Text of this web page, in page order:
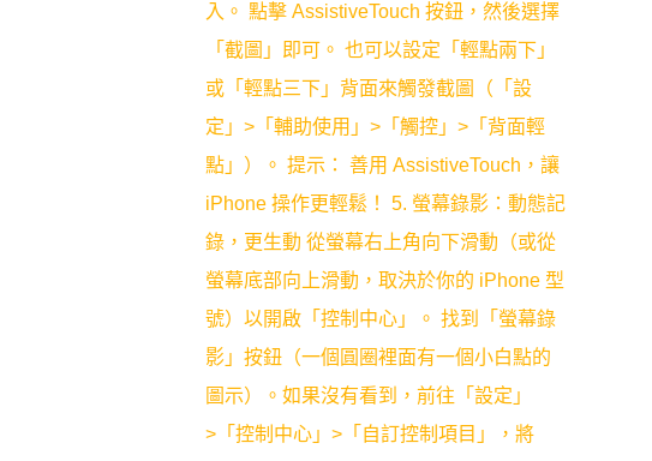
入。 點擊 AssistiveTouch 按鈕，然後選擇
「截圖」即可。 也可以設定「輕點兩下」
或「輕點三下」背面來觸發截圖（「設
定」>「輔助使用」>「觸控」>「背面輕
點」）。 提示： 善用 AssistiveTouch，讓
iPhone 操作更輕鬆！ 5. 螢幕錄影：動態記
錄，更生動 從螢幕右上角向下滑動（或從
螢幕底部向上滑動，取決於你的 iPhone 型
號）以開啟「控制中心」。 找到「螢幕錄
影」按鈕（一個圓圈裡面有一個小白點的
圖示）。如果沒有看到，前往「設定」
>「控制中心」>「自訂控制項目」，將